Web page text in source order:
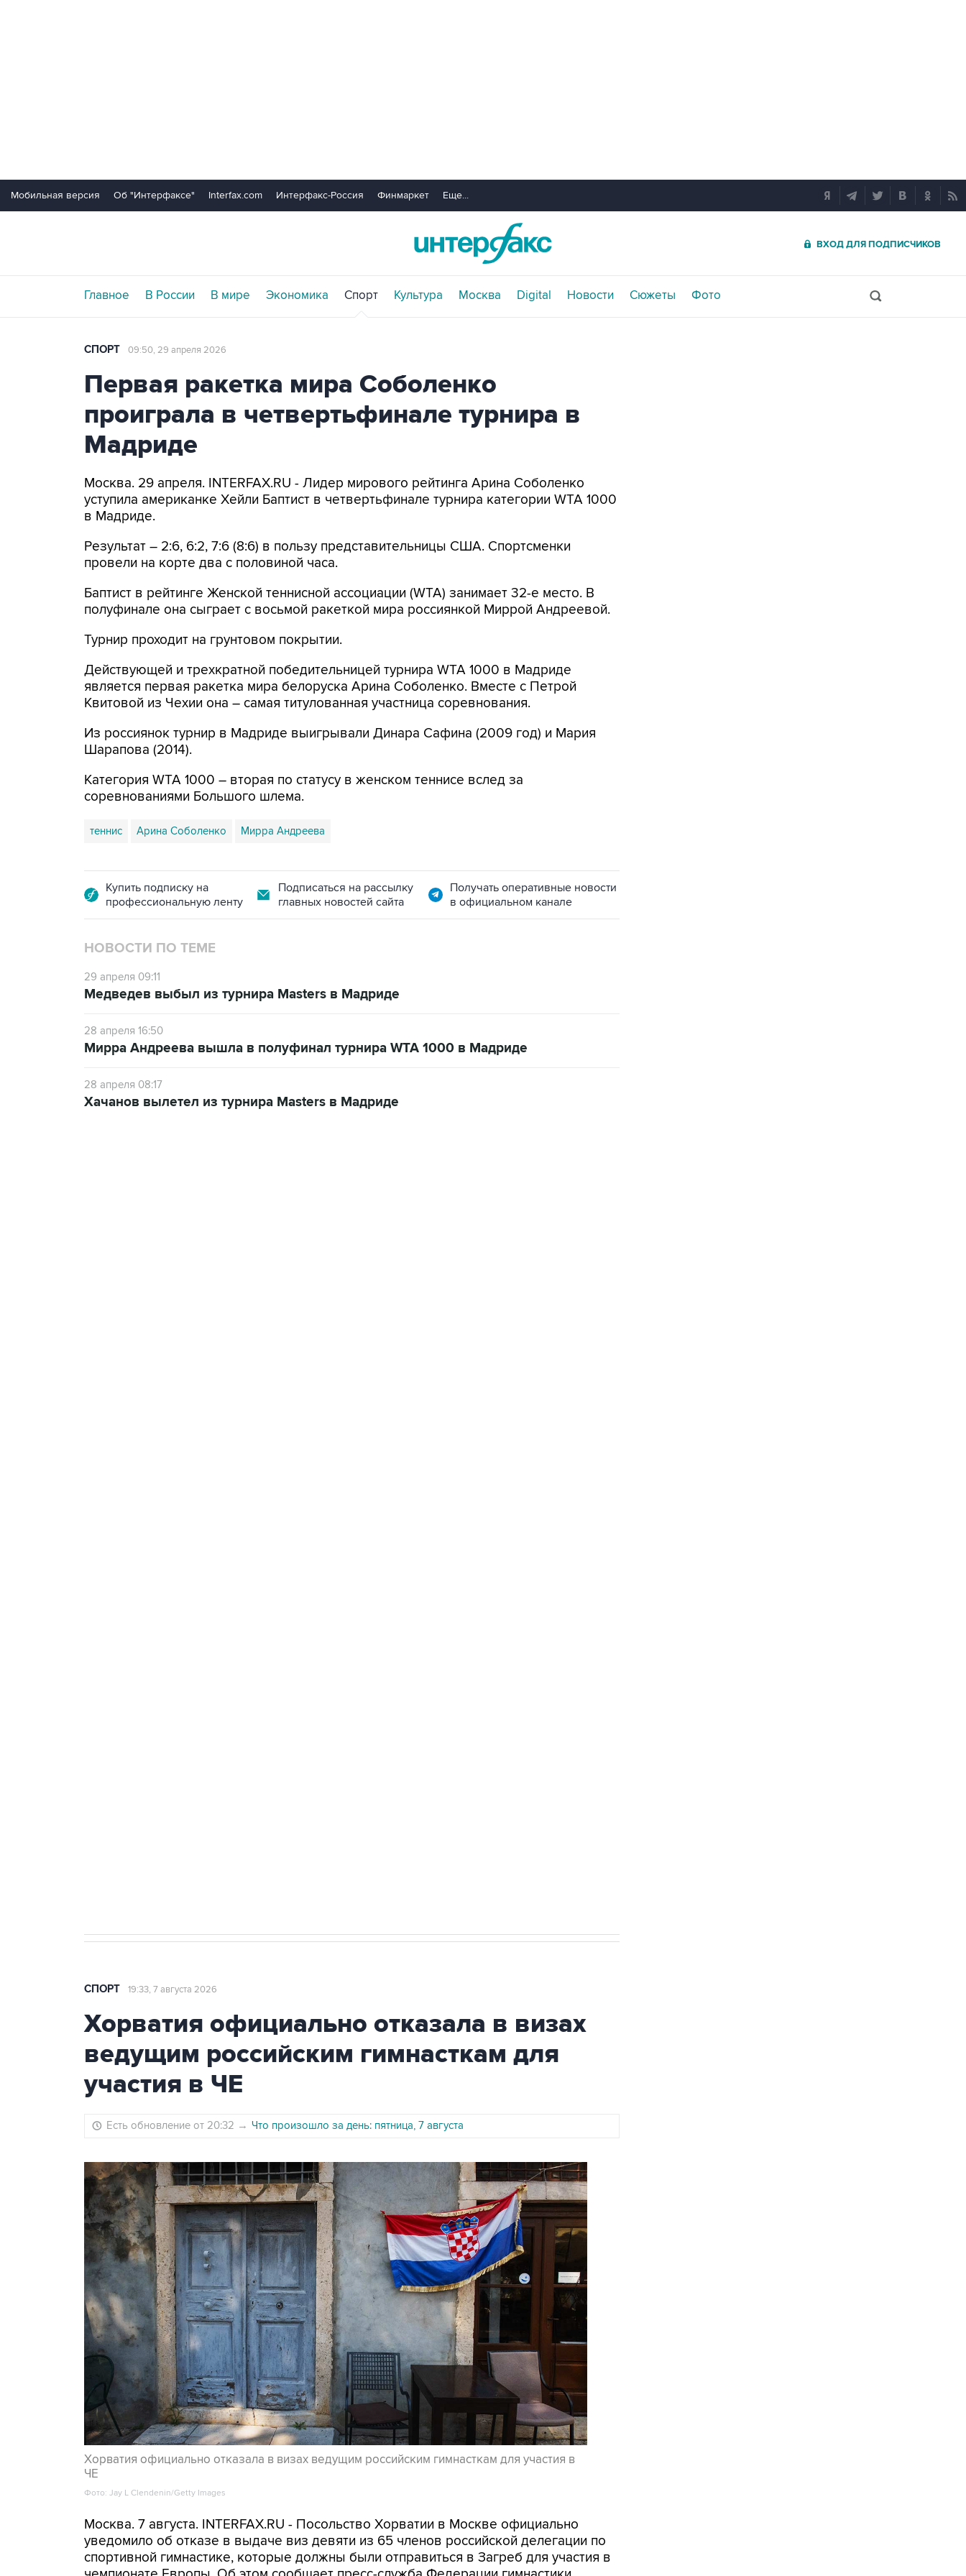
Мобильная версия Об "Интерфаксе" Interfax.com Интерфакс-Россия Финмаркет Еще...
ВХОД ДЛЯ ПОДПИСЧИКОВ
Главное В России В мире Экономика Спорт Культура Москва Digital Новости Сюжеты Фото
СПОРТ 09:50, 29 апреля 2026
Первая ракетка мира Соболенко
проиграла в четвертьфинале турнира в
Мадриде
Москва. 29 апреля. INTERFAX.RU - Лидер мирового рейтинга Арина Соболенко
уступила американке Хейли Баптист в четвертьфинале турнира категории WTA 1000
в Мадриде.
Результат – 2:6, 6:2, 7:6 (8:6) в пользу представительницы США. Спортсменки
провели на корте два с половиной часа.
Баптист в рейтинге Женской теннисной ассоциации (WTA) занимает 32-е место. В
полуфинале она сыграет с восьмой ракеткой мира россиянкой Миррой Андреевой.
Турнир проходит на грунтовом покрытии.
Действующей и трехкратной победительницей турнира WTA 1000 в Мадриде
является первая ракетка мира белоруска Арина Соболенко. Вместе с Петрой
Квитовой из Чехии она – самая титулованная участница соревнования.
Из россиянок турнир в Мадриде выигрывали Динара Сафина (2009 год) и Мария
Шарапова (2014).
Категория WTA 1000 – вторая по статусу в женском теннисе вслед за
соревнованиями Большого шлема.
теннис Арина Соболенко Мирра Андреева
Купить подписку на
профессиональную ленту
Подписаться на рассылку
главных новостей сайта
Получать оперативные новости
в официальном канале
НОВОСТИ ПО ТЕМЕ
29 апреля 09:11
Медведев выбыл из турнира Masters в Мадриде
28 апреля 16:50
Мирра Андреева вышла в полуфинал турнира WTA 1000 в Мадриде
28 апреля 08:17
Хачанов вылетел из турнира Masters в Мадриде
СПОРТ 19:33, 7 августа 2026
Хорватия официально отказала в визах
ведущим российским гимнасткам для
участия в ЧЕ
Есть обновление от 20:32 → Что произошло за день: пятница, 7 августа
Хорватия официально отказала в визах ведущим российским гимнасткам для участия в
ЧЕ
Фото: Jay L Clendenin/Getty Images
Москва. 7 августа. INTERFAX.RU - Посольство Хорватии в Москве официально
уведомило об отказе в выдаче виз девяти из 65 членов российской делегации по
спортивной гимнастике, которые должны были отправиться в Загреб для участия в